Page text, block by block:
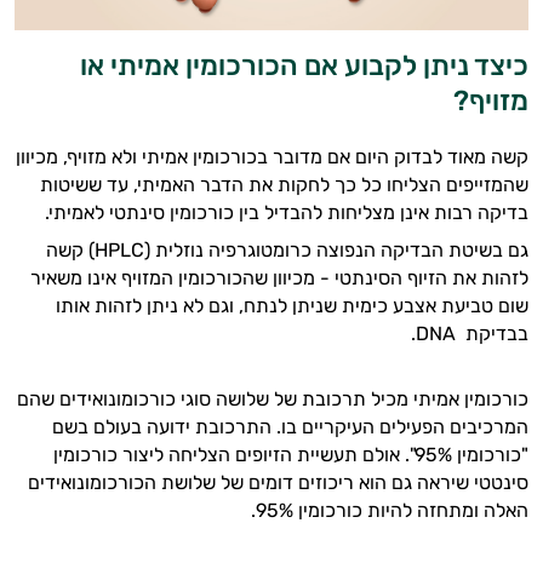
כיצד ניתן לקבוע אם הכורכומין אמיתי או
מזויף?
קשה מאוד לבדוק היום אם מדובר בכורכומין אמיתי ולא מזויף, מכיוון
שהמזייפים הצליחו כל כך לחקות את הדבר האמיתי, עד ששיטות
בדיקה רבות אינן מצליחות להבדיל בין כורכומין סינתטי לאמיתי.
גם בשיטת הבדיקה הנפוצה כרומטוגרפיה נוזלית (HPLC) קשה
לזהות את הזיוף הסינתטי - מכיוון שהכורכומין המזויף אינו משאיר
שום טביעת אצבע כימית שניתן לנתח, וגם לא ניתן לזהות אותו
בבדיקת DNA.
כורכומין אמיתי מכיל תרכובת של שלושה סוגי כורכומונואידים שהם
המרכיבים הפעילים העיקריים בו. התרכובת ידועה בעולם בשם
"כורכומין 95%". אולם תעשיית הזיופים הצליחה ליצור כורכומין
סינטטי שיראה גם הוא ריכוזים דומים של שלושת הכורכומונואידים
האלה ומתחזה להיות כורכומין 95%.